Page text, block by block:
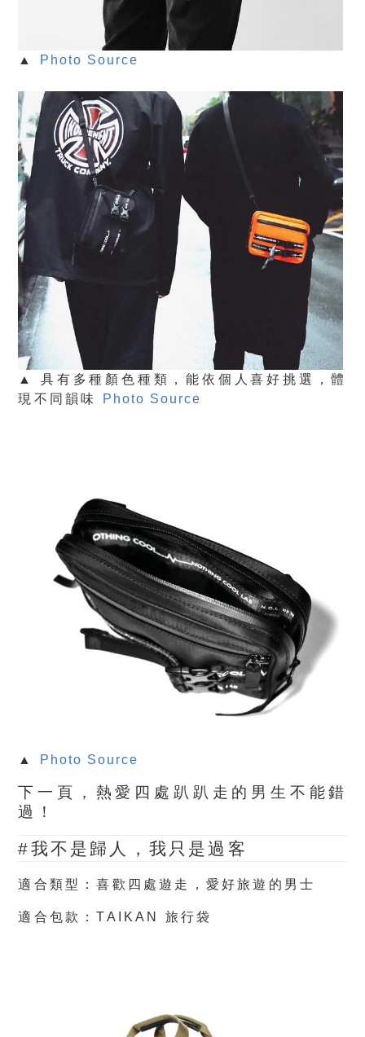
▲ Photo Source
▲ 具有多種顏色種類，能依個人喜好挑選，體
現不同韻味
Photo Source
▲ Photo Source
下一頁，熱愛四處趴趴走的男生不能錯
過！
#我不是歸人，我只是過客
適合類型：喜歡四處遊走，愛好旅遊的男士
適合包款：TAIKAN 旅行袋